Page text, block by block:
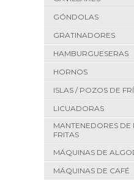
GÓNDOLAS
GRATINADORES
HAMBURGUESERAS
HORNOS
ISLAS / POZOS DE
LICUADORAS
MANTENEDORES DE
FRITAS
MÁQUINAS DE
MÁQUINAS DE CAFÉ